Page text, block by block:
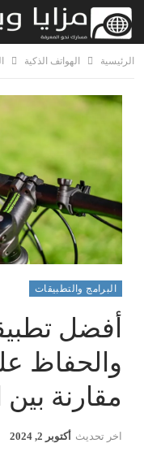
الرئيسية الهواتف الذكية
البرامج والتطبيقات
أفضل
مقارنة
اخر تحديث أكتوبر 2, 2024